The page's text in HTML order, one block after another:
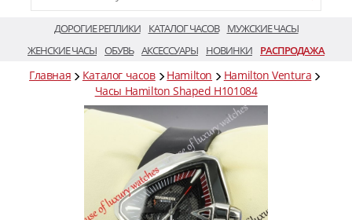
ДОРОГИЕ РЕПЛИКИ КАТАЛОГ ЧАСОВ
МУЖСКИЕ ЧАСЫ
ЖЕНСКИЕ ЧАСЫ ОБУВЬ АКСЕССУАРЫ НОВИНКИ РАСПРОДАЖА
Главная Каталог часов Hamilton
Hamilton Ventura
Часы Hamilton Shaped H101084